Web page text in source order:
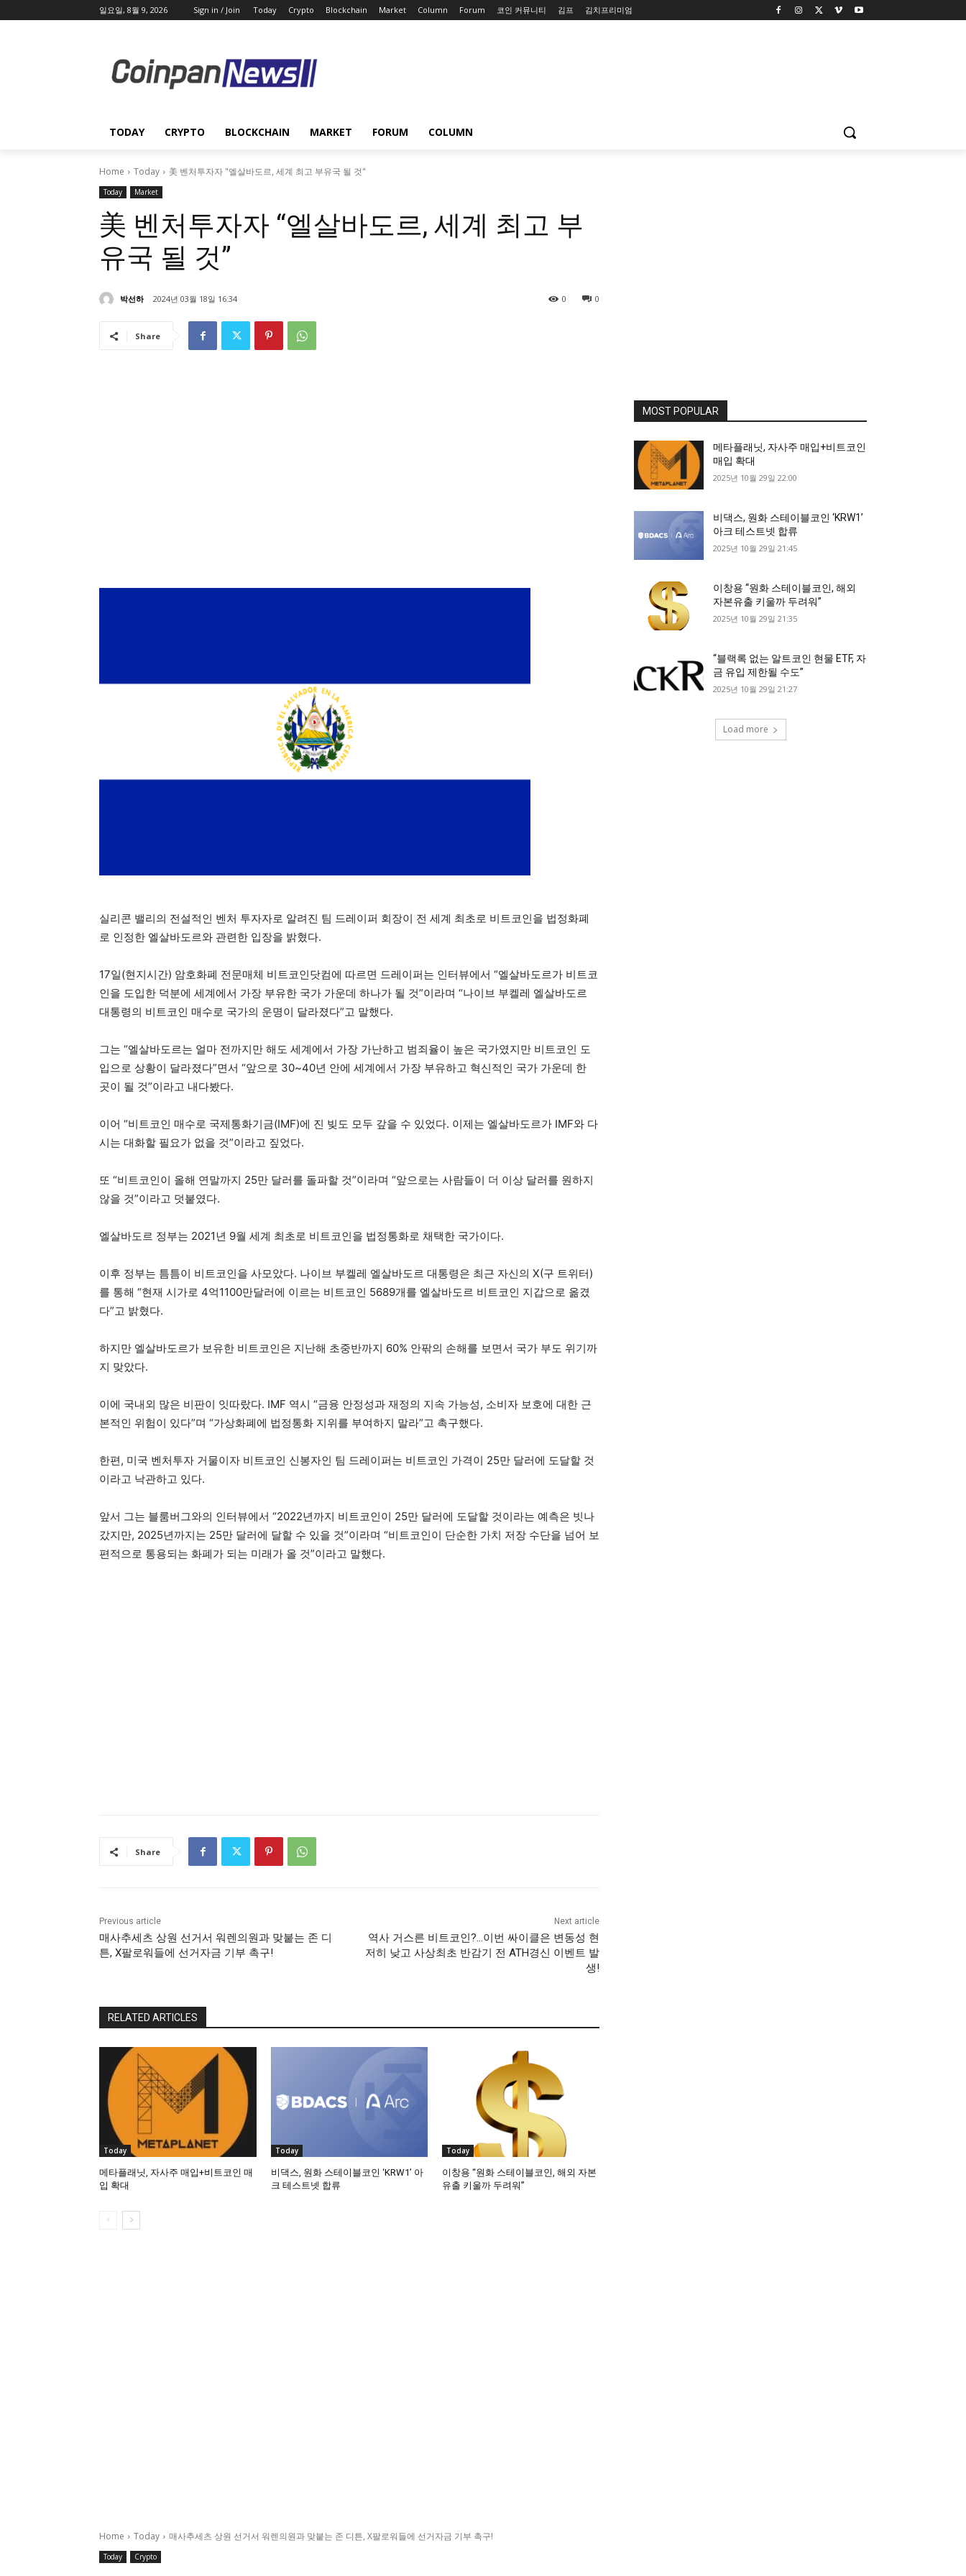
일요일, 8월 9, 2026 Sign in / Join Today Crypto Blockchain Market Column Forum 코인 커뮤니티 김프 김치프리미엄
TODAY CRYPTO BLOCKCHAIN MARKET FORUM COLUMN
Home Today 美 벤처투자자 "엘살바도르, 세계 최고 부유국 될 것"
Today Market
美 벤처투자자 “엘살바도르, 세계 최고 부
유국 될 것”
박선하 2024년 03월 18일 16:34 0
0
Share
실리콘 밸리의 전설적인 벤처 투자자로 알려진 팀 드레이퍼 회장이 전 세계 최초로 비트코인을 법정화폐
로 인정한 엘살바도르와 관련한 입장을 밝혔다.
17일(현지시간) 암호화폐 전문매체 비트코인닷컴에 따르면 드레이퍼는 인터뷰에서 “엘살바도르가 비트코
인을 도입한 덕분에 세계에서 가장 부유한 국가 가운데 하나가 될 것”이라며 “나이브 부켈레 엘살바도르
대통령의 비트코인 매수로 국가의 운명이 달라졌다”고 말했다.
그는 “엘살바도르는 얼마 전까지만 해도 세계에서 가장 가난하고 범죄율이 높은 국가였지만 비트코인 도
입으로 상황이 달라졌다”면서 “앞으로 30~40년 안에 세계에서 가장 부유하고 혁신적인 국가 가운데 한
곳이 될 것”이라고 내다봤다.
이어 “비트코인 매수로 국제통화기금(IMF)에 진 빚도 모두 갚을 수 있었다. 이제는 엘살바도르가 IMF와 다
시는 대화할 필요가 없을 것”이라고 짚었다.
또 “비트코인이 올해 연말까지 25만 달러를 돌파할 것”이라며 “앞으로는 사람들이 더 이상 달러를 원하지
않을 것”이라고 덧붙였다.
엘살바도르 정부는 2021년 9월 세계 최초로 비트코인을 법정통화로 채택한 국가이다.
이후 정부는 틈틈이 비트코인을 사모았다. 나이브 부켈레 엘살바도르 대통령은 최근 자신의 X(구 트위터)
를 통해 “현재 시가로 4억1100만달러에 이르는 비트코인 5689개를 엘살바도르 비트코인 지갑으로 옮겼
다”고 밝혔다.
하지만 엘살바도르가 보유한 비트코인은 지난해 초중반까지 60% 안팎의 손해를 보면서 국가 부도 위기까
지 맞았다.
이에 국내외 많은 비판이 잇따랐다. IMF 역시 “금융 안정성과 재정의 지속 가능성, 소비자 보호에 대한 근
본적인 위험이 있다”며 “가상화폐에 법정통화 지위를 부여하지 말라”고 촉구했다.
한편, 미국 벤처투자 거물이자 비트코인 신봉자인 팀 드레이퍼는 비트코인 가격이 25만 달러에 도달할 것
이라고 낙관하고 있다.
앞서 그는 블룸버그와의 인터뷰에서 “2022년까지 비트코인이 25만 달러에 도달할 것이라는 예측은 빗나
갔지만, 2025년까지는 25만 달러에 달할 수 있을 것”이라며 “비트코인이 단순한 가치 저장 수단을 넘어 보
편적으로 통용되는 화폐가 되는 미래가 올 것”이라고 말했다.
Share
Previous article
매사추세츠 상원 선거서 워렌의원과 맞붙는 존 디
튼, X팔로워들에 선거자금 기부 촉구!
Next article
역사 거스른 비트코인?…이번 싸이클은 변동성 현
저히 낮고 사상최초 반감기 전 ATH경신 이벤트 발
생!
RELATED ARTICLES
Today
메타플래닛, 자사주 매입+비트코인 매
입 확대
Today
비댁스, 원화 스테이블코인 ‘KRW1’ 아
크 테스트넷 합류
Today
이창용 “원화 스테이블코인, 해외 자본
유출 키울까 두려워”
MOST POPULAR
메타플래닛, 자사주 매입+비트코인
매입 확대
2025년 10월 29일 22:00
비댁스, 원화 스테이블코인 ‘KRW1’
아크 테스트넷 합류
2025년 10월 29일 21:45
이창용 “원화 스테이블코인, 해외
자본유출 키울까 두려워”
2025년 10월 29일 21:35
“블랙록 없는 알트코인 현물 ETF, 자
금 유입 제한될 수도”
2025년 10월 29일 21:27
Load more